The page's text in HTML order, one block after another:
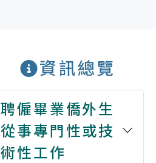
資訊總覽
聘僱畢業僑外生
從事專門性或技
術性工作